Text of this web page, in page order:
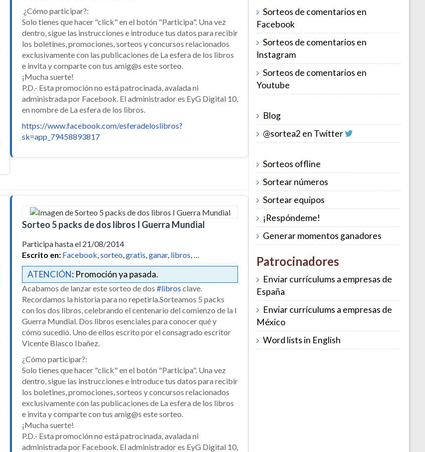
¿Cómo participar?:
Solo tienes que hacer "click" en el botón "Participa". Una vez
dentro, sigue las instrucciones e introduce tus datos para recibir
los boletines, promociones, sorteos y concursos relacionados
exclusivamente con las publicaciones de La esfera de los libros
e invita y comparte con tus amig@s este sorteo.
¡Mucha suerte!
P.D.- Esta promoción no está patrocinada, avalada ni
administrada por Facebook. El administrador es EyG Digital 10,
en nombre de La esfera de los libros.
https://www.facebook.com/esferadeloslibros?
sk=app_79458893817
Sorteo 5 packs de dos libros I Guerra Mundial
Participa hasta el 21/08/2014
Escrito en: Facebook,sorteo,gratis,ganar, libros, …
ATENCIÓN: Promoción ya pasada.
Acabamos de lanzar este sorteo de dos #libros clave.
Recordamos la historia para no repetirla.Sorteamos 5 packs
con los dos libros, celebrando el centenario del comienzo de la I
Guerra Mundial. Dos libros esenciales para conocer qué y
cómo sucedió. Uno de ellos escrito por el consagrado escritor
Vicente Blasco Ibañez.
¿Cómo participar?:
Solo tienes que hacer "click" en el botón "Participa". Una vez
dentro, sigue las instrucciones e introduce tus datos para recibir
los boletines, promociones, sorteos y concursos relacionados
exclusivamente con las publicaciones de La esfera de los libros
e invita y comparte con tus amig@s este sorteo.
¡Mucha suerte!
P.D.- Esta promoción no está patrocinada, avalada ni
administrada por Facebook. El administrador es EyG Digital 10,
Sorteos de comentarios en
Facebook
Sorteos de comentarios en
Instagram
Sorteos de comentarios en
Youtube
Blog
@sortea2 en Twitter
Sorteos offline
Sortear números
Sortear equipos
¡Respóndeme!
Generar momentos ganadores
Patrocinadores
Enviar currículums a empresas de
España
Enviar currículums a empresas de
México
Word lists in English